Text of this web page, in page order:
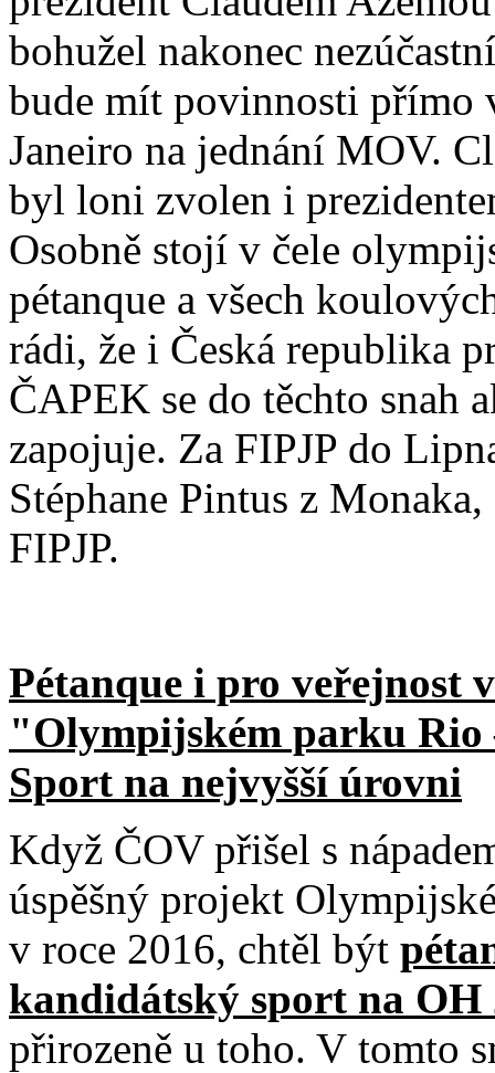
bohužel nakonec
bude mít povinnosti přímo
Janeiro na jednání MOV.
byl loni zvolen i
Osobně stojí v čele
pétanque a všech
rádi, že i Česká republika
ČAPEK se do těchto snah
zapojuje. Za FIPJP do
Stéphane Pintus z
FIPJP.
Pétanque i pro veřejnost v
"Olympijském parku
Sport na nejvyšší úrovni
Když ČOV přišel s
úspěšný projekt
v roce 2016, chtěl být
kandidátský sport na OH
přirozeně u toho. V tomto